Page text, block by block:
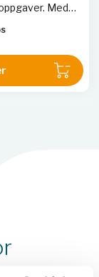
Med
parametere
med
Den
og